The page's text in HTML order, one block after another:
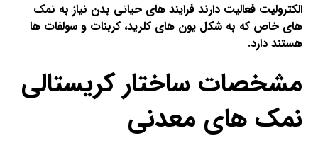
الکترولیت فعالیت دارند فرایند های حیاتی بدن نیاز به نمک
های خاص که به شکل یون های کلرید، کربنات و سولفات ها
هستند دارد.
مشخصات ساختار کریستالی
نمک های معدنی